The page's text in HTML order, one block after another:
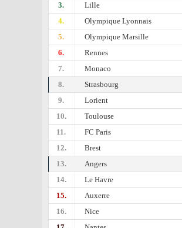
3.
Lille
4.
Olympique Lyonnais
5.
Olympique Marsille
6.
Rennes
7.
Monaco
8.
Strasbourg
9.
Lorient
10.
Toulouse
11.
FC Paris
12.
Brest
13.
Angers
14.
Le Havre
15.
Auxerre
16.
Nice